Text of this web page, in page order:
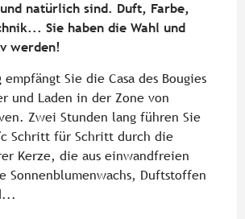
natürlich sind. Duft, Farbe,
Sie haben die Wahl und
werden!
empfängt Sie die Casa des Bougies
und Laden in der Zone von
Zwei Stunden lang führen Sie
Schritt für Schritt durch die
Kerze, die aus einwandfreien
Sonnenblumenwachs, Duftstoffen